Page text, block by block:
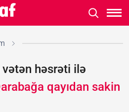
həsrəti ilə
qayıdan sakin